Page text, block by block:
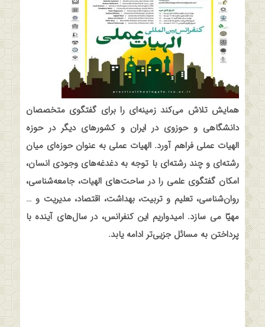
همایش تلاش می‌کند زمینه‌ای را برای گفتگوی متخصصان
دانشگاهی و حوزوی در ایران و کشورهای دیگر در حوزه
الهیات عملی فراهم آورد. الهیات عملی به عنوان حوزه‌ای میان
رشته‌ای و چند رشته‌ای با توجه به دغدغه‌های وجودی انسان،
امکان گفتگوی علمی را در ساحت‌های الهیات، جامعه‌شناسی،
روان‌شناسی، تعلیم و تربیت، بهداشت، اقتصاد، مدیریت و …
مهیّا می سازد. امیدواریم این کنفرانس، در سال‌های آینده با
پرداختن به مسائل جزیی‌تر ادامه یابد.